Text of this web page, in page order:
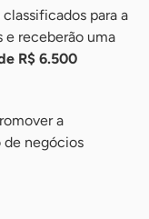
classificados para a
e receberão uma
R$ 6.500
a
negócios